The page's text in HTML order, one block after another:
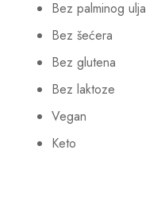
Bez palminog ulja
Bez šećera
Bez glutena
Bez laktoze
Vegan
Keto